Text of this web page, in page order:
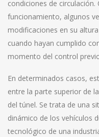
condiciones de
funcionamiento, algunos
modificaciones en su
cuando hayan cumplido
momento del control
En determinados casos,
entre la parte superior de
del túnel. Se trata de una
dinámico de los vehículos
tecnológico de una